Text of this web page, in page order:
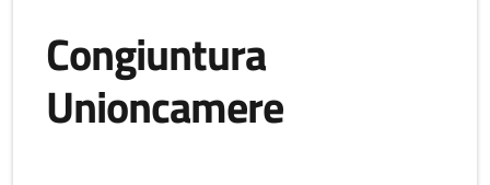
Congiuntura
Unioncamere